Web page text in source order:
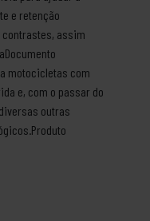
e retenção
contrastes, assim
motocicletas com
e, com o passar do
outras